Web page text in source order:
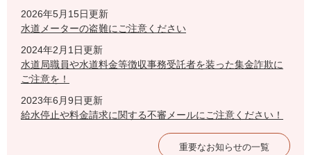
2026年5月15日更新
水道メーターの盗難にご注意ください
2024年2月1日更新
水道局職員や水道料金等徴収事務受託者を装った集金詐欺に
ご注意を！
2023年6月9日更新
給水停止や料金請求に関する不審メールにご注意ください！
重要なお知らせの一覧